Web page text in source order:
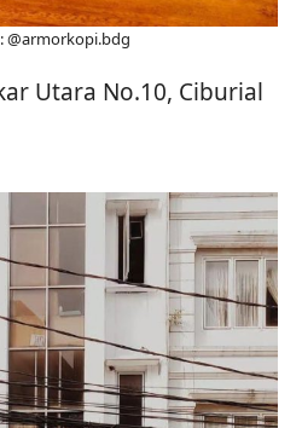
@armorkopi.bdg
Utara No.10, Ciburial